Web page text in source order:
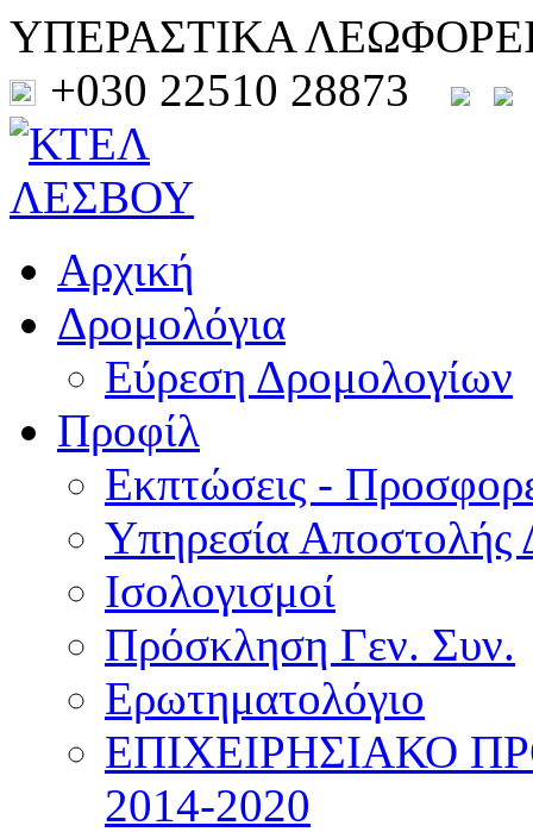
ΥΠΕΡΑΣΤΙΚΑ
+030 22510 28873
Αρχική
Δρομολόγια
Εύρεση Δρομολογίων
Προφίλ
Εκπτώσεις -
Υπηρεσία Αποστολής
Ισολογισμοί
Πρόσκληση Γεν. Συν.
Ερωτηματολόγιο
ΕΠΙΧΕΙΡΗΣΙΑΚΟ
2014-2020